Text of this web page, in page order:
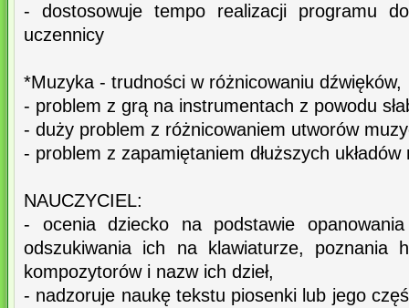
- dostosowuje tempo realizacji programu
uczennicy
*Muzyka - trudności w różnicowaniu dźwięków,
- problem z grą na instrumentach z powodu
- duży problem z różnicowaniem utworów
- problem z zapamiętaniem dłuższych
NAUCZYCIEL:
- ocenia dziecko na podstawie
odszukiwania ich na klawiaturze, poznania
kompozytorów i nazw ich dzieł,
- nadzoruje naukę tekstu piosenki lub jego